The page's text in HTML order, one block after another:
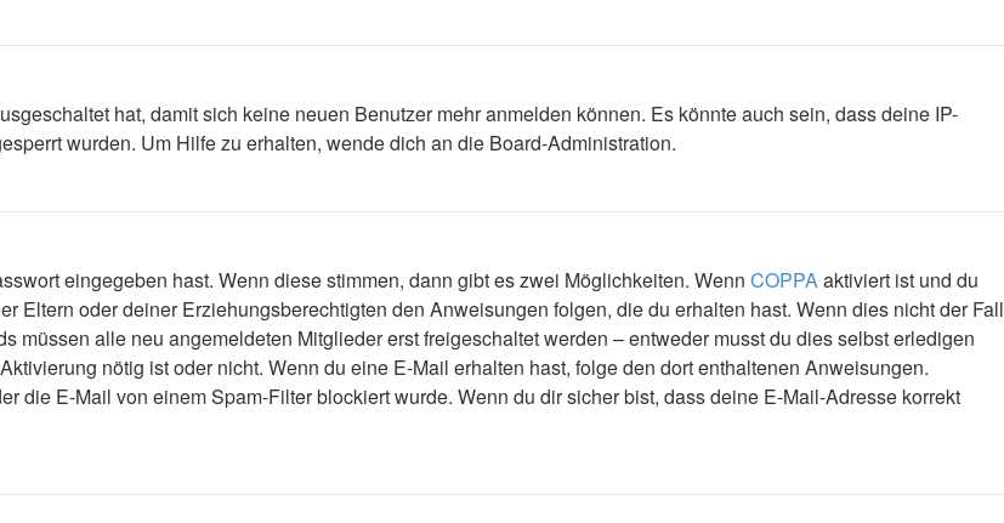
hat, damit sich keine neuen Benutzer mehr anmelden können. Es könnte auch sein, dass deine IP-
wurden. Um Hilfe zu erhalten, wende dich an die Board-Administration.
eingegeben hast. Wenn diese stimmen, dann gibt es zwei Möglichkeiten. Wenn COPPAaktiviert ist und du
Eltern oder deiner Erziehungsberechtigten den Anweisungen folgen, die du erhalten hast. Wenn dies nicht der Fall
müssen alle neu angemeldeten Mitglieder erst freigeschaltet werden – entweder musst du dies selbst erledigen
nötig ist oder nicht. Wenn du eine E-Mail erhalten hast, folge den dort enthaltenen Anweisungen.
die E-Mail von einem Spam-Filter blockiert wurde. Wenn du dir sicher bist, dass deine E-Mail-Adresse korrekt